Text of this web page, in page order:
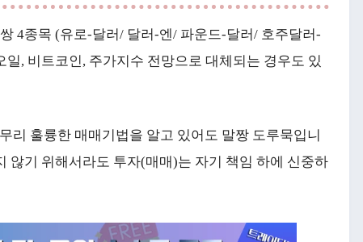
4종목 (유로-달러/ 달러-엔/ 파운드-달러/ 호주달러-
, 비트코인, 주가지수 전망으로 대체되는 경우도 있
리 훌륭한 매매기법을 알고 있어도 말짱 도루묵입니
않기 위해서라도 투자(매매)는 자기 책임 하에 신중하